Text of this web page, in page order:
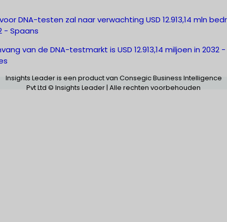
DNA-testen zal naar verwachting USD 12.913,14 mln
- Spaans
van de DNA-testmarkt is USD 12.913,14 miljoen in 2032 -
Insights Leader is een product van Consegic Business Intelligence
Pvt Ltd © Insights Leader | Alle rechten voorbehouden